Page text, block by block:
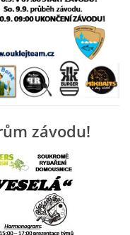
závodu!